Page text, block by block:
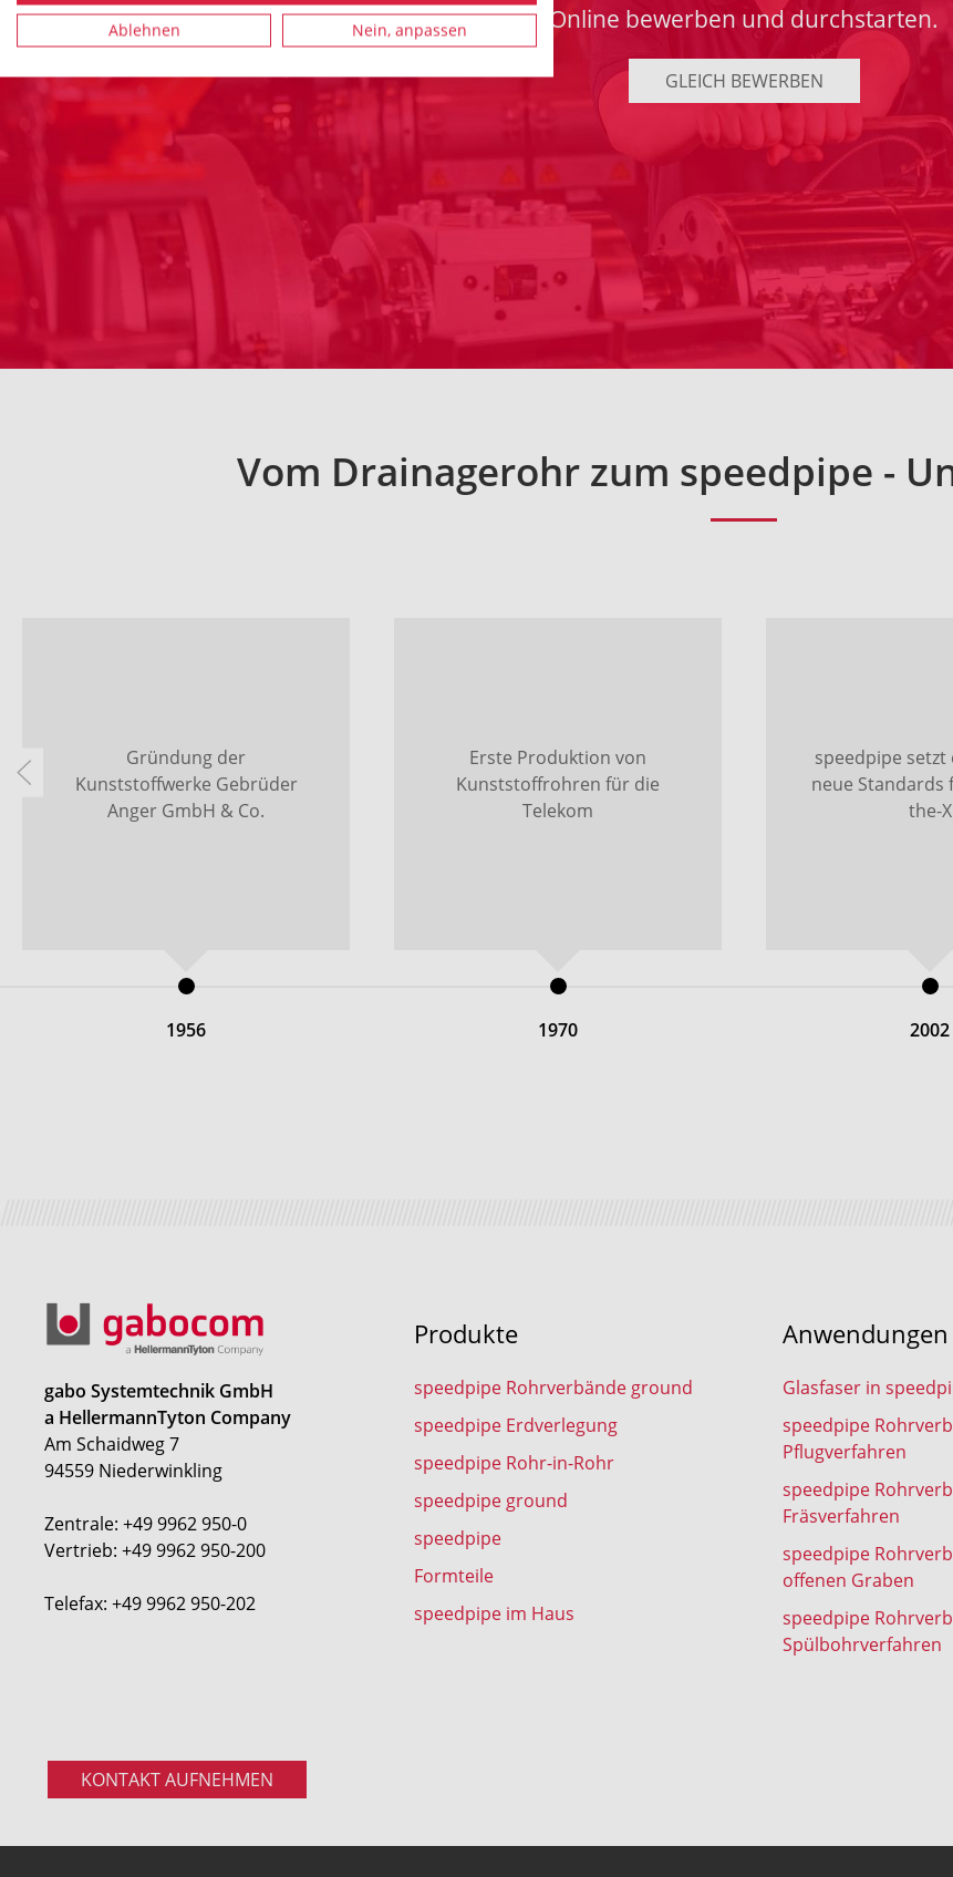
Ablehnen Nein, anpassen Online bewerben und durchstarten.
GLEICH BEWERBEN
Vom Drainagerohr zum speedpipe -
1956
Gründung der
Kunststoffwerke Gebrüder
Anger GmbH & Co.
1970
Erste Produktion von
Kunststoffrohren für die
Telekom
2002
speedpipe
neue Standards
the-X
gabo Systemtechnik GmbH
a HellermannTyton Company
Am Schaidweg 7
94559 Niederwinkling
Zentrale: +49 9962 950-0
Vertrieb: +49 9962 950-200
Telefax: +49 9962 950-202
Produkte
speedpipe Rohrverbände ground
speedpipe Erdverlegung
speedpipe Rohr-in-Rohr
speedpipe ground
speedpipe
Formteile
speedpipe im Haus
Anwendungen
Glasfaser in
speedpipe
Pflugverfahren
speedpipe
Fräsverfahren
speedpipe
offenen Graben
speedpipe
Spülbohrverfahren
KONTAKT AUFNEHMEN